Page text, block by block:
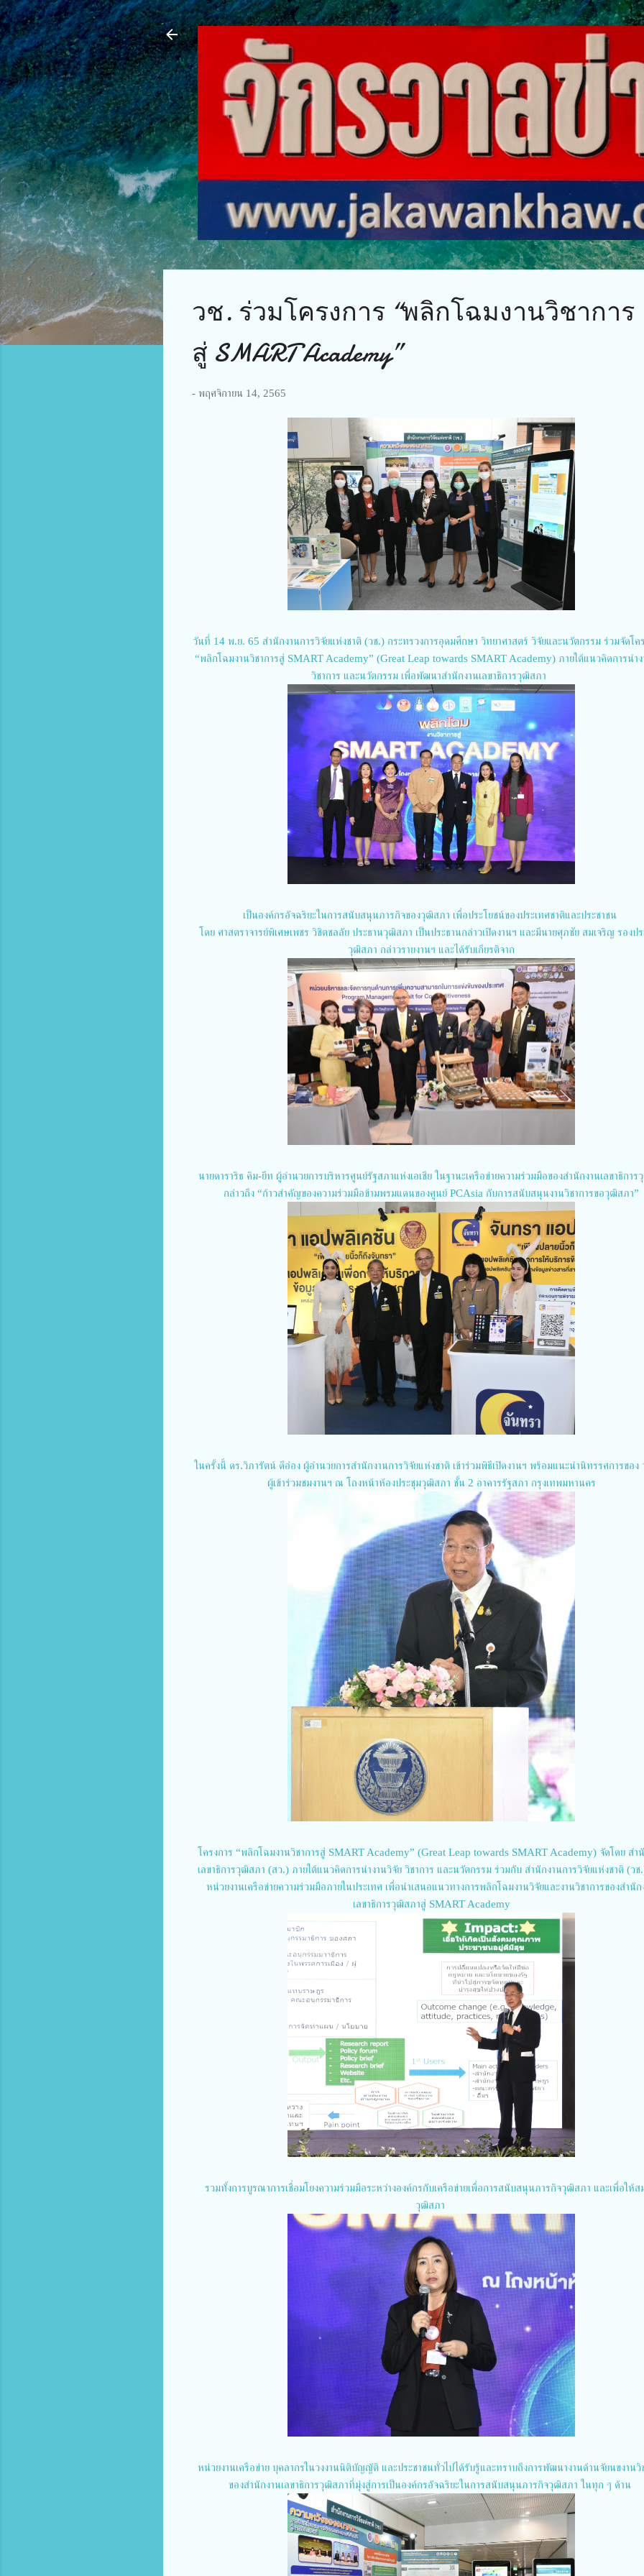
ข้ามไปที่เนื้อหาหลัก
วช. ร่วมโครงการ “พลิกโฉมงานวิชาการ
สู่ SMART Academy”
- พฤศจิกายน 14, 2565
วันที่ 14 พ.ย. 65 สำนักงานการวิจัยแห่งชาติ (วช.) กระทรวงการอุดมศึกษา วิทยาศาสตร์ วิจัยและนวัตกรรม ร่วมจัดโค
“พลิกโฉมงานวิชาการสู่ SMART Academy” (Great Leap towards SMART Academy) ภายใต้แนวคิดการนำง
วิชาการ และนวัตกรรม เพื่อพัฒนาสำนักงานเลขาธิการวุฒิสภา
เป็นองค์กรอัจฉริยะในการสนับสนุนภารกิจของวุฒิสภา เพื่อประโยชน์ของประเทศชาติและประชาชน
โดย ศาสตราจารย์พิเศษเพชร วิชิตชลลัย ประธานวุฒิสภา เป็นประธานกล่าวเปิดงานฯ และมีนายศุภชัย สมเจริญ รองป
วุฒิสภา กล่าวรายงานฯ และได้รับเกียรติจาก
นายดาราริธ คิม-ยีท ผู้อำนวยการบริหารศูนย์รัฐสภาแห่งเอเชีย ในฐานะเครือข่ายความร่วมมือของสำนักงานเลขาธิการ
กล่าวถึง “ก้าวสำคัญของความร่วมมือข้ามพรมแดนของศูนย์ PCAsia กับการสนับสนุนงานวิชาการขอวุฒิสภา”
ในครั้งนี้ ดร.วิภารัตน์ ดีอ่อง ผู้อำนวยการสำนักงานการวิจัยแห่งชาติ เข้าร่วมพิธีเปิดงานฯ พร้อมแนะนำนิทรรศการของ
ผู้เข้าร่วมชมงานฯ ณ โถงหน้าห้องประชุมวุฒิสภา ชั้น 2 อาคารรัฐสภา กรุงเทพมหานคร
โครงการ “พลิกโฉมงานวิชาการสู่ SMART Academy” (Great Leap towards SMART Academy) จัดโดย สำ
เลขาธิการวุฒิสภา (สว.) ภายใต้แนวคิดการนำงานวิจัย วิชาการ และนวัตกรรม ร่วมกับ สำนักงานการวิจัยแห่งชาติ (วช
หน่วยงานเครือข่ายความร่วมมือภายในประเทศ เพื่อนำเสนอแนวทางการพลิกโฉมงานวิจัยและงานวิชาการของสำนัก
เลขาธิการวุฒิสภาสู่ SMART Academy
รวมทั้งการบูรณาการเชื่อมโยงความร่วมมือระหว่างองค์กรกับเครือข่ายเพื่อการสนับสนุนภารกิจวุฒิสภา และเพื่อให้ส
วุฒิสภา
หน่วยงานเครือข่าย บุคลากรในวงงานนิติบัญญัติ และประชาชนทั่วไปได้รับรู้และทราบถึงการพัฒนางานด้านจั​ย​นขงานวิ
ของสำนักงานเลขาธิการวุฒิสภาที่มุ่งสู่การเป็นองค์กรอัจฉริยะในการสนับสนุนภารกิจวุฒิสภา ในทุก ๆ ด้าน